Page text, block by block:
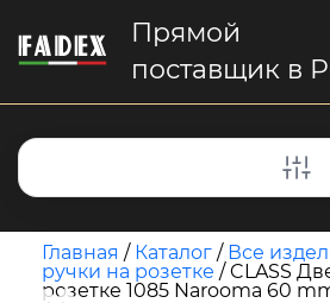
Прямой
поставщик в
Главная / Каталог / Все
ручки на розетке /CLASS
розетке 1085 Narooma 60